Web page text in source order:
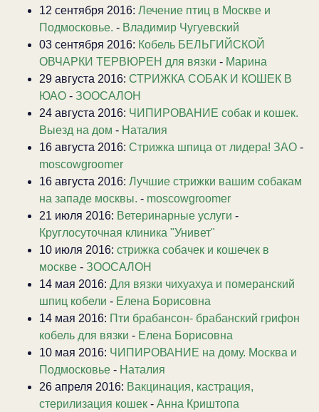
12 сентября 2016: Лечение птиц в Москве и
Подмосковье. - Владимир Чугуевский
03 сентября 2016: Кобель БЕЛЬГИЙСКОЙ
ОВЧАРКИ ТЕРВЮРЕН для вязки - Марина
29 августа 2016: СТРИЖКА СОБАК И КОШЕК В
ЮАО - ЗООСАЛОН
24 августа 2016: ЧИПИРОВАНИЕ собак и кошек.
Выезд на дом - Наталия
16 августа 2016: Стрижка шпица от лидера! ЗАО -
moscowgroomer
16 августа 2016: Лучшие стрижки вашим собакам
на западе москвы. - moscowgroomer
21 июля 2016: Ветеринарные услуги -
Круглосуточная клиника "Унивет"
10 июля 2016: стрижка собачек и кошечек в
москве - ЗООСАЛОН
14 мая 2016: Для вязки чихуахуа и померанский
шпиц кобели - Елена Борисовна
14 мая 2016: Пти брабансон- брабанский грифон
кобель для вязки - Елена Борисовна
10 мая 2016: ЧИПИРОВАНИЕ на дому. Москва и
Подмосковье - Наталия
26 апреля 2016: Вакцинация, кастрация,
стерилизация кошек - Анна Криштопа